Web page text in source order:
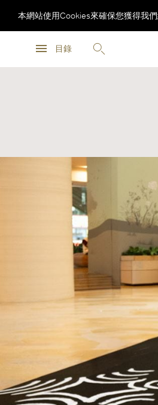
目錄
本網站使用Cookies來確保您獲得我們